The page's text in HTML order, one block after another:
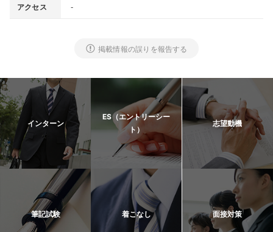
アクセス -
掲載情報の誤りを報告する
インターン
ES（エントリーシー
ト）
志望動機
筆記試験 着こなし 面接対策